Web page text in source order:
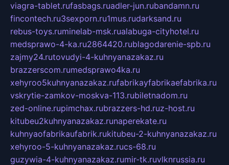
viagra-tablet.rufasbags.ruadler-jun.rubandamn.ru
fincontech.ru3sexporn.ru1mus.rudarksand.ru
rebus-toys.ruminelab-msk.rualabuga-cityhotel.ru
medsprawo-4-ka.ru2864420.rublagodarenie-spb.ru
zajmy24.rutovudyi-4-kuhnyanazakaz.ru
brazzerscom.rumedsprawo4ka.ru
xehyroo5kuhnyanazakaz.rufabrikayfabrikaefabrika.ru
vskrytie-zamkov-moskva-113.rubiletnadom.ru
zed-online.rupimchax.rubrazzers-hd.ruz-host.ru
kitubeu2kuhnyanazakaz.runaperekate.ru
kuhnyaofabrikaufabrik.rukitubeu-2-kuhnyanazakaz.ru
xehyroo-5-kuhnyanazakaz.rucs-68.ru
guzywia-4-kuhnyanazakaz.rumir-tk.ruvlknrussia.ru